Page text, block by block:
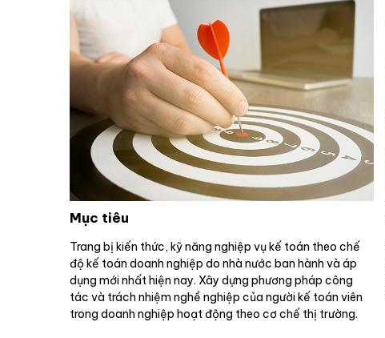
Mục tiêu
Trang bị kiến thức, kỹ năng nghiệp vụ kế toán theo chế
độ kế toán doanh nghiệp do nhà nước ban hành và áp
dụng mới nhất hiện nay. Xây dựng phương pháp công
tác và trách nhiệm nghề nghiệp của người kế toán viên
trong doanh nghiệp hoạt động theo cơ chế thị trường.